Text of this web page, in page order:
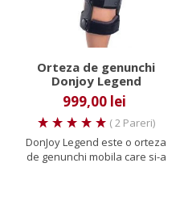
Orteza de genunchi
Donjoy Legend
999,00 lei
( 2 Pareri)
DonJoy Legend este o orteza
de genunchi mobila care si-a